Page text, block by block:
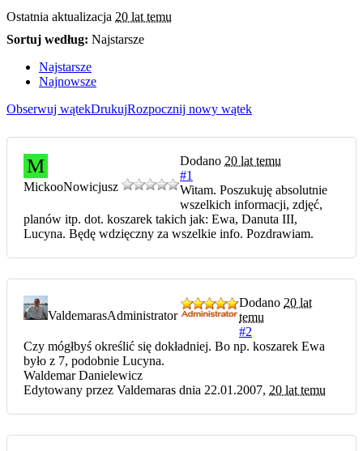
Ostatnia aktualizacja 20 lat temu
Sortuj według: Najstarsze
Najstarsze
Najnowsze
Obserwuj wątekDrukujRozpocznij nowy wątek
M
MickooNowicjusz
Dodano 20 lat temu
#1
Witam. Poszukuję absolutnie
wszelkich informacji, zdjęć,
planów itp. dot. koszarek takich jak: Ewa, Danuta III,
Lucyna. Będę wdzięczny za wszelkie info. Pozdrawiam.
ValdemarasAdministrator
Dodano 20 lat
temu
#2
Czy mógłbyś określić się dokładniej. Bo np. koszarek Ewa
było z 7, podobnie Lucyna.
Waldemar Danielewicz
Edytowany przez Valdemaras dnia 22.01.2007, 20 lat temu